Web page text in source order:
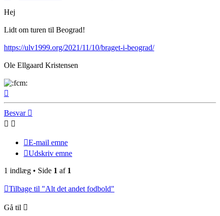
Hej
Lidt om turen til Beograd!
https://ulv1999.org/2021/11/10/braget-i-beograd/
Ole Ellgaard Kristensen
Besvar
E-mail emne
Udskriv emne
1 indlæg • Side 1 af 1
Tilbage til "Alt det andet fodbold"
Gå til